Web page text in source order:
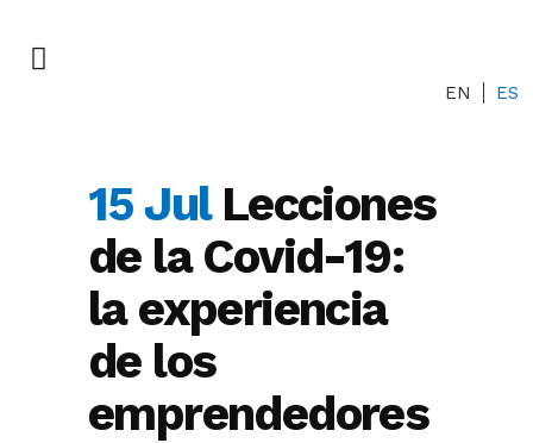
EN ES
15 JulLecciones
de la Covid-19:
la experiencia
de los
emprendedores